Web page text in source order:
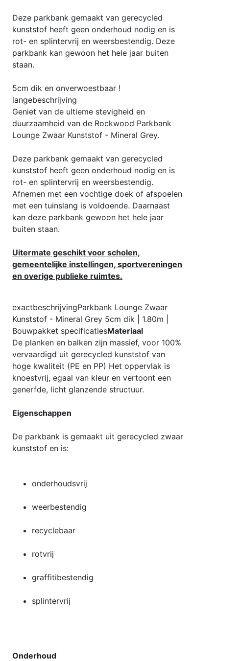
Deze parkbank gemaakt van gerecycled
kunststof heeft geen onderhoud nodig en is
rot- en splintervrij en weersbestendig. Deze
parkbank kan gewoon het hele jaar buiten
staan.
5cm dik en onverwoestbaar !
langebeschrijving
Geniet van de ultieme stevigheid en
duurzaamheid van de Rockwood Parkbank
Lounge Zwaar Kunststof - Mineral Grey.
Deze parkbank gemaakt van gerecycled
kunststof heeft geen onderhoud nodig en is
rot- en splintervrij en weersbestendig.
Afnemen met een vochtige doek of afspoelen
met een tuinslang is voldoende. Daarnaast
kan deze parkbank gewoon het hele jaar
buiten staan.
Uitermate geschikt voor scholen,
gemeentelijke instellingen, sportvereningen
en overige publieke ruimtes.
exactbeschrijvingParkbank Lounge Zwaar
Kunststof - Mineral Grey 5cm dik | 1.80m |
Bouwpakket specificatiesMateriaal
De planken en balken zijn massief, voor 100%
vervaardigd uit gerecycled kunststof van
hoge kwaliteit (PE en PP) Het oppervlak is
knoestvrij, egaal van kleur en vertoont een
generfde, licht glanzende structuur.
Eigenschappen
De parkbank is gemaakt uit gerecycled zwaar
kunststof en is:
onderhoudsvrij
weerbestendig
recyclebaar
rotvrij
graffitibestendig
splintervrij
Onderhoud